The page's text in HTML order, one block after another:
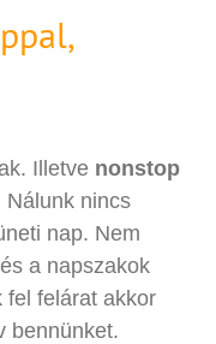
Illetve nonstop
Nálunk nincs
nap. Nem
a napszakok
fel felárat akkor
bennünket.